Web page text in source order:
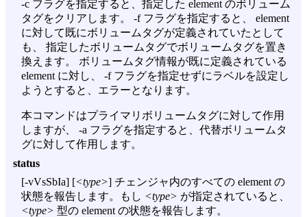
-c フラグを指定すると、指定した element のボリューム
タグをクリアします。 -fフラグを指定すると、 element
に対して既にボリュームタグが定義されていたとして
も、 指定したボリュームタグでボリュームタグを置き
換えます。 ボリュームタグ情報が既に定義されている
element に対し、 -fフラグを指定せずにラベルを設定し
ようとすると、エラーとなります。
本コマンドはプライマリボリュームタグに対して作用
しますが、 -a フラグを指定すると、代替ボリュームタ
グに対して作用します。
status
[-vVsSbIa] [<type>] チェンジャ内のすべての element の
状態を報告します。もし <type> が指定されていると、
<type> 型の element の状態を報告します。